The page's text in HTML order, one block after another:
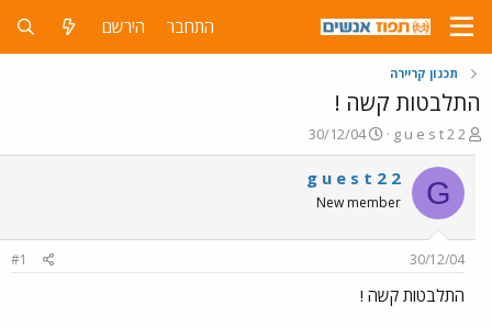
התחבר הירשם
תכנון קריירה
התלבטות קשה !
פ
ו
ת
ח
ה
ש
א
g u e s t 2 2
פ
ו
ר
ם
ר
30/12/04
G
g u e s t 2 2
New member
30/12/04
#1
התלבטות קשה !